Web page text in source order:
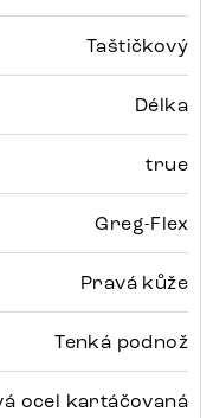
Taštičkový
Délka
true
Greg-Flex
Pravá kůže
Tenká podnož
ocel kartáčovaná